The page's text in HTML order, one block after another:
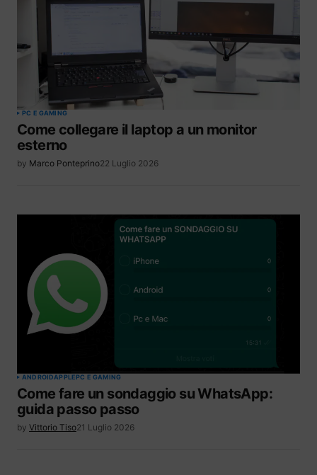
PC E GAMING
Come collegare il laptop a un monitor
esterno
by Marco Ponteprino22 Luglio 2026
ANDROIDAPPLEPC E GAMING
Come fare un sondaggio su WhatsApp:
guida passo passo
by Vittorio Tiso21 Luglio 2026